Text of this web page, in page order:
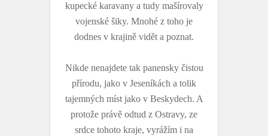
kupecké karavany a tudy mašírovaly
vojenské šiky. Mnohé z toho je
dodnes v krajině vidět a poznat.
Nikde nenajdete tak panensky čistou
přírodu, jako v Jeseníkách a tolik
tajemných míst jako v Beskydech. A
protože právě odtud z Ostravy, ze
srdce tohoto kraje, vyrážím i na